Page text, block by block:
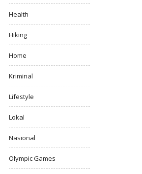
Health
Hiking
Home
Kriminal
Lifestyle
Lokal
Nasional
Olympic Games